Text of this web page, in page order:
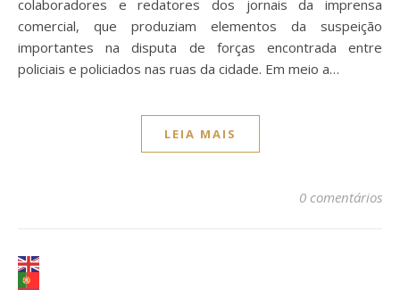
colaboradores e redatores dos jornais da imprensa
comercial, que produziam elementos da suspeição
importantes na disputa de forças encontrada entre
policiais e policiados nas ruas da cidade. Em meio a…
LEIA MAIS
0 comentários